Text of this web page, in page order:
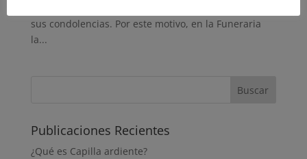
sus condolencias. Por este motivo, en la Funeraria
la...
Publicaciones Recientes
¿Qué es Capilla ardiente?